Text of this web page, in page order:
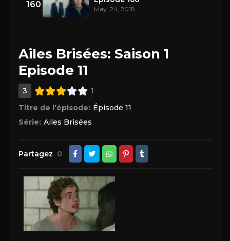
160 May. 24, 2018
Ailes Brisées: Saison 1
Episode 11
3
1
Titre de l'épisode: Épisode 11
Série: Ailes Brisées
Partagez 0